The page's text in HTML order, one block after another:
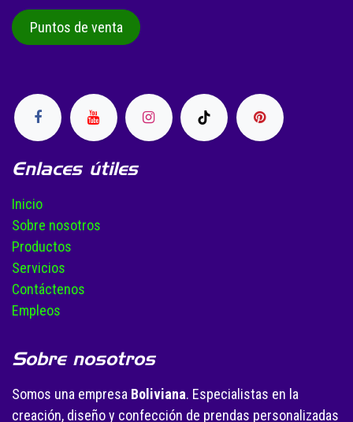
Enlaces útiles
Inicio
Sobre nosotros
Productos
Servicios
Contáctenos
Empleos
Sobre nosotros
Somos una empresa Boliviana. Especialistas en la
creación, diseño y confección de prendas personalizadas
Puntos de venta